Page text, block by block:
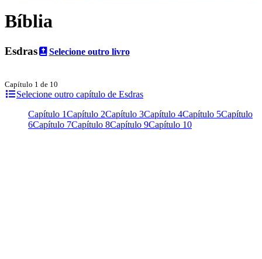
Bíblia
Esdras Selecione outro livro
Capítulo 1 de 10
Selecione outro capítulo de Esdras
Capítulo 1Capítulo 2Capítulo 3Capítulo 4Capítulo 5Capítulo
6Capítulo 7Capítulo 8Capítulo 9Capítulo 10